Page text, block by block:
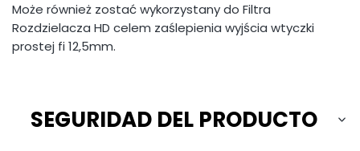
Może również zostać wykorzystany do Filtra
Rozdzielacza HD celem zaślepienia wyjścia wtyczki
prostej fi 12,5mm.
SEGURIDAD DEL PRODUCTO